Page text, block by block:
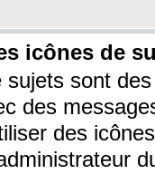
icônes de
sujets sont
des
des